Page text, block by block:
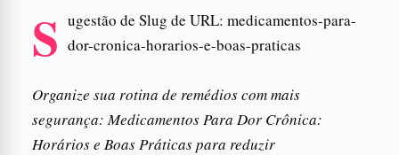
S ugestão de Slug de URL: medicamentos-para-
dor-cronica-horarios-e-boas-praticas
Organize sua rotina de remédios com mais
segurança: Medicamentos Para Dor Crônica:
Horários e Boas Práticas para reduzir